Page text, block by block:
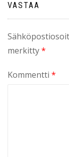
VASTAA
merkitty*
Kommentti *